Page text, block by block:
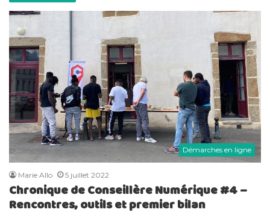
Démarches en ligne
Marie Allo 5 juillet 2022
Chronique de Conseillère Numérique #4 –
Rencontres, outils et premier bilan